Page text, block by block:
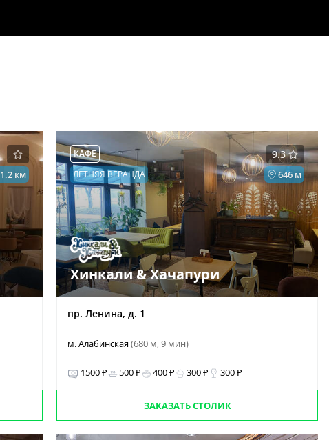
1.2 км
9.3
КАФЕ
646 м
ЛЕТНЯЯ ВЕРАНДА
Хинкали & Хачапури
пр. Ленина, д. 1
м. Алабинская(680 м, 9 мин)
1500 ₽ 500 ₽ 400 ₽ 300 ₽ 300 ₽
ЗАКАЗАТЬ СТОЛИК